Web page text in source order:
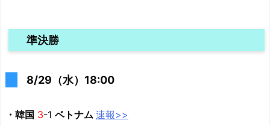
準決勝
8/29（水）18:00
・韓国 3-1 ベトナム 速報>>